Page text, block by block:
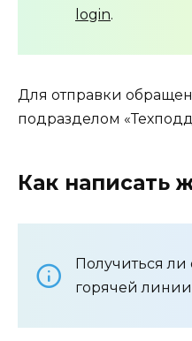
login.
Для отправки
подразделом
Как написать
Получиться ли
горячей